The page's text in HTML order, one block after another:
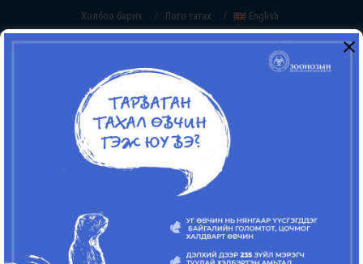
Холбоо барих / Лого татах / English
ЭРХЭМ ЗОРИЛГО
технологи, инновацийг мэргэшсэн хүний
нөөцийн чадавхитай хослуулан Монгол
улсын хүн амыг зоонозын халдварт өвчний